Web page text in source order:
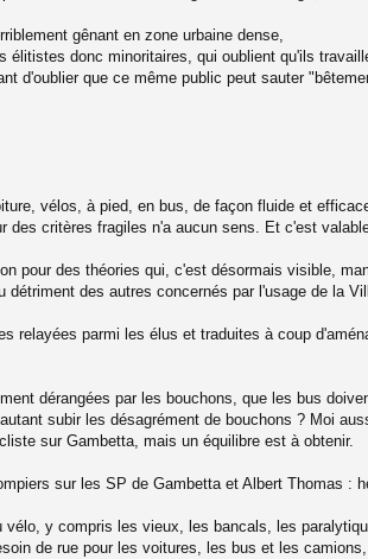
gênant en zone urbaine dense,
donc minoritaires, qui oublient qu'ils
d'oublier que ce même public peut sauter
vélos, à pied, en bus, de façon fluide et
des critères fragiles n'a aucun sens. Et c'est
pour des théories qui, c'est désormais visible,
des autres concernés par l'usage de la
relayées parmi les élus et traduites à coup
dérangées par les bouchons, que les bus
subir les désagrément de bouchons ? Moi
sur Gambetta, mais un équilibre est à obtenir.
sur les SP de Gambetta et Albert Thomas :
y compris les vieux, les bancals, les
de rue pour les voitures, les bus et les